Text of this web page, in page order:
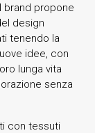
brand propone
design
tenendo la
idee, con
lunga vita
senza
con tessuti